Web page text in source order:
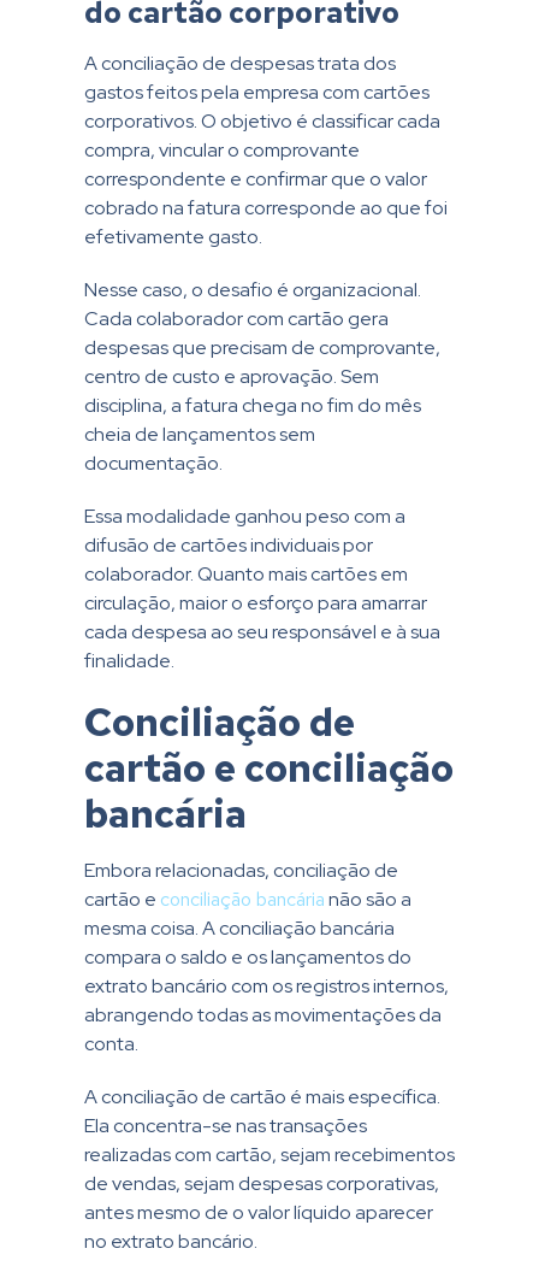
do cartão corporativo
A conciliação de despesas trata dos
gastos feitos pela empresa com cartões
corporativos. O objetivo é classificar cada
compra, vincular o comprovante
correspondente e confirmar que o valor
cobrado na fatura corresponde ao que foi
efetivamente gasto.
Nesse caso, o desafio é organizacional.
Cada colaborador com cartão gera
despesas que precisam de comprovante,
centro de custo e aprovação. Sem
disciplina, a fatura chega no fim do mês
cheia de lançamentos sem
documentação.
Essa modalidade ganhou peso com a
difusão de cartões individuais por
colaborador. Quanto mais cartões em
circulação, maior o esforço para amarrar
cada despesa ao seu responsável e à sua
finalidade.
Conciliação de
cartão e conciliação
bancária
Embora relacionadas, conciliação de
cartão e conciliação bancárianão são a
mesma coisa. A conciliação bancária
compara o saldo e os lançamentos do
extrato bancário com os registros internos,
abrangendo todas as movimentações da
conta.
A conciliação de cartão é mais específica.
Ela concentra-se nas transações
realizadas com cartão, sejam recebimentos
de vendas, sejam despesas corporativas,
antes mesmo de o valor líquido aparecer
no extrato bancário.